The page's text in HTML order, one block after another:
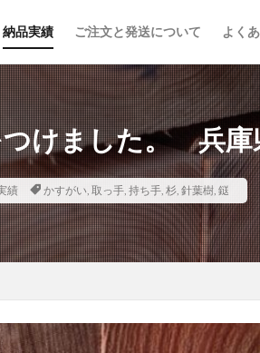
ー製作
納品実績 ご注文と発送について よく
けました。 兵庫
績 かすがい, 取っ手, 持ち手, 杉, 針葉樹, 鎹